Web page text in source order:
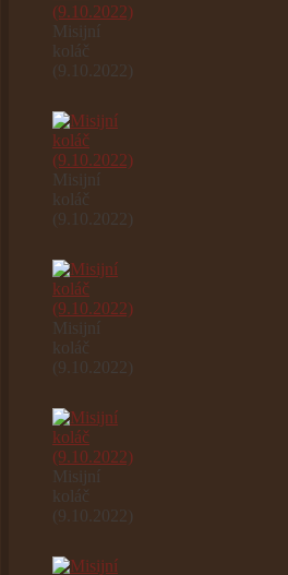
Misijní
koláč
(9.10.2022)
Misijní
koláč
(9.10.2022)
Misijní
koláč
(9.10.2022)
Misijní
koláč
(9.10.2022)